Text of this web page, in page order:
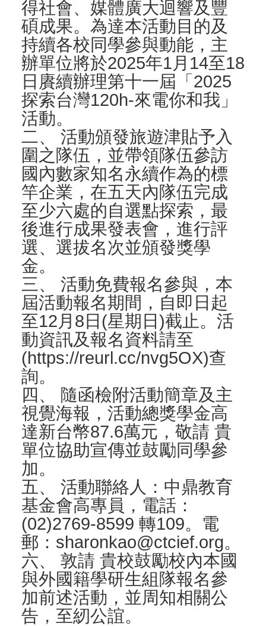
得社會、媒體廣大迴響及豐
碩成果。為達本活動目的及
持續各校同學參與動能，主
辦單位將於2025年1月14至18
日賡續辦理第十一屆「2025
探索台灣120h-來電你和我」
活動。
二、 活動頒發旅遊津貼予入
圍之隊伍，並帶領隊伍參訪
國內數家知名永續作為的標
竿企業，在五天內隊伍完成
至少六處的自選點探索，最
後進行成果發表會，進行評
選、選拔名次並頒發獎學
金。
三、 活動免費報名參與，本
屆活動報名期間，自即日起
至12月8日(星期日)截止。活
動資訊及報名資料請至
(https://reurl.cc/nvg5OX)查
詢。
四、 隨函檢附活動簡章及主
視覺海報，活動總獎學金高
達新台幣87.6萬元，敬請 貴
單位協助宣傳並鼓勵同學參
加。
五、 活動聯絡人：中鼎教育
基金會高專員，電話：
(02)2769-8599 轉109。電
郵：sharonkao@ctcief.org。
六、 敦請 貴校鼓勵校內本國
與外國籍學研生組隊報名參
加前述活動，並周知相關公
告，至紉公誼。